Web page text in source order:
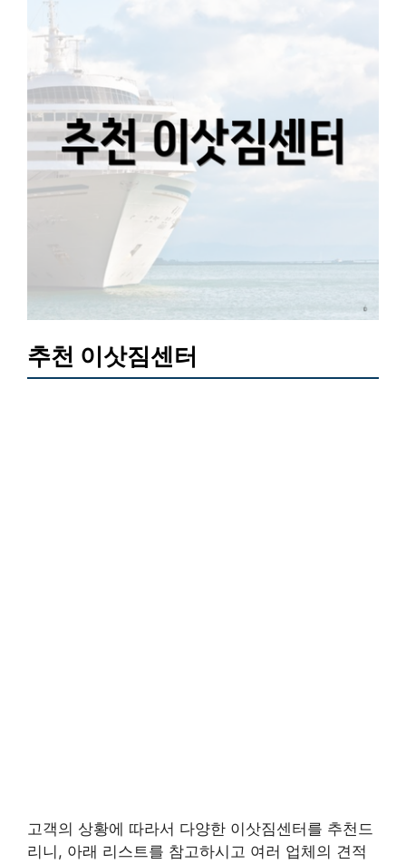
추천 이삿짐센터
고객의 상황에 따라서 다양한 이삿짐센터를 추천드
리니, 아래 리스트를 참고하시고 여러 업체의 견적